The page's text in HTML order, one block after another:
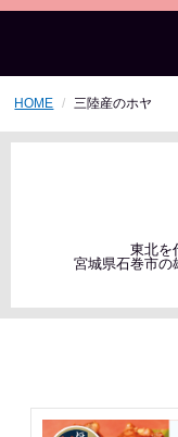
HOME 三陸産のホヤ
東北を
宮城県石巻市の